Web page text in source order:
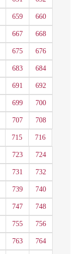
659 660
667 668
675 676
683 684
691 692
699 700
707 708
715 716
723 724
731 732
739 740
747 748
755 756
763 764